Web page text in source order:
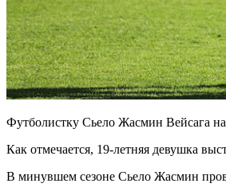
Футболистку Сьело Жасмин Вейсага
Как отмечается, 19-летняя девушка
В минувшем сезоне Сьело Жасмин